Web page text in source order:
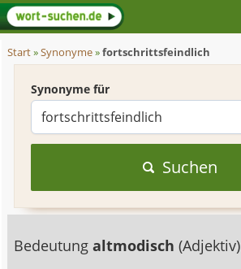
Start»Synonyme»fortschrittsfeindlich
Synonyme für
Suchen
Bedeutungaltmodisch(Adjektiv)